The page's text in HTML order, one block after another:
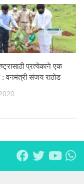
प्रत्येकाने एक
: वनमंत्री संजय राठोड